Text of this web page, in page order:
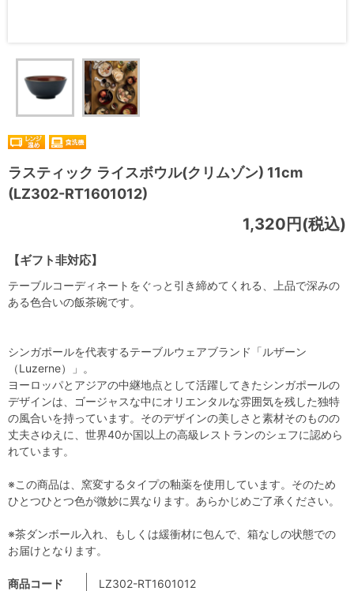
ラスティック ライスボウル(クリムゾン) 11cm
(LZ302-RT1601012)
【ギフト非対応】
1,320円(税込)
商品コード LZ302-RT1601012
テーブルコーディネートをぐっと引き締めてくれる、上品で深みの
ある色合いの飯茶碗です。
シンガポールを代表するテーブルウェアブランド「ルザーン
（Luzerne）」。
ヨーロッパとアジアの中継地点として活躍してきたシンガポールの
デザインは、ゴージャスな中にオリエンタルな雰囲気を残した独特
の風合いを持っています。そのデザインの美しさと素材そのものの
丈夫さゆえに、世界40か国以上の高級レストランのシェフに認めら
れています。
※この商品は、窯変するタイプの釉薬を使用しています。そのため
ひとつひとつ色が微妙に異なります。あらかじめご了承ください。
※茶ダンボール入れ、もしくは緩衝材に包んで、箱なしの状態での
お届けとなります。